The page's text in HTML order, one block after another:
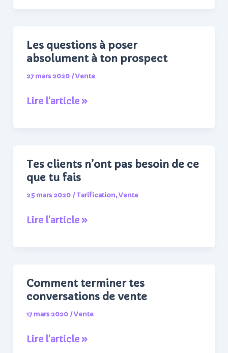
résoudre
un
Les questions à poser
absolument à ton prospect
27 mars 2020 /Vente
Les
absolument
à
ton
prospect
Lire l’article »
Tes clients n’ont pas besoin de ce
que tu fais
25 mars 2020 /Tarification,Vente
Tes
besoin
de
que
tu
Lire l’article »
Comment terminer tes
conversations de vente
17 mars 2020 /Vente
Comment
Lire l’article »